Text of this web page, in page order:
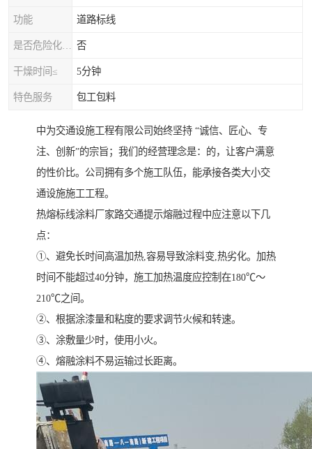
功能 道路标线
否
干燥时间≤ 5分钟
特色服务 包工包料
中为交通设施工程有限公司始终坚持 “诚信、匠心、专
注、创新”的宗旨；我们的经营理念是：的，让客户满意
的性价比。公司拥有多个施工队伍，能承接各类大小交
通设施施工工程。
热熔标线涂料厂家路交通提示熔融过程中应注意以下几
点：
①、避免长时间高温加热,容易导致涂料变,热劣化。加热
时间不能超过40分钟，施工加热温度应控制在180℃～
210℃之间。
②、根据涂漆量和粘度的要求调节火候和转速。
③、涂敷量少时，使用小火。
④、熔融涂料不易运输过长距离。